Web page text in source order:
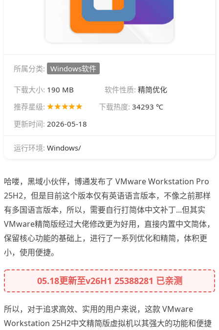
所属分类: Windows软件
下载大小: 190 MB 软件性质: 精简优化
推荐星级:
下载热度: 34293 ℃
更新时间: 2026-05-18
运行环境: Windows/
哈喽，黑域小伙伴，博通发布了 VMware Workstation Pro
25H2，但是目前这个版本仅有英语语言版本，不像之前那样
有多国语言版本，所以，需要自行打简体中文补丁...但其实
VMware精简版经过大佬修改更为好用，直接内置中文简体，
保留核心功能的基础上，进行了一系列优化和精简，体积更
小，使用便捷。
05.18更新至v26H1 25388281 已亲测
所以，对于追求高效、实用的用户来说，这款 VMware
Workstation 25H2中文精简版虚拟机以其强大的功能和便捷